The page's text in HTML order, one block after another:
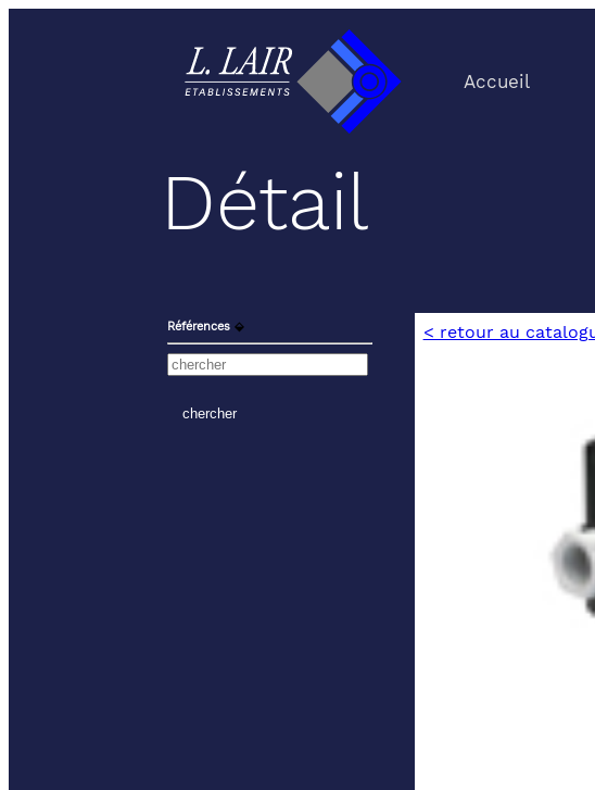
Accueil
Détail
Références ⬙ < retour au